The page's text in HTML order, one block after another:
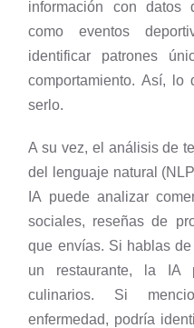
información con datos
como eventos
identificar patrones
comportamiento. Así,
serlo.
A su vez, el análisis de
del lenguaje natural
IA puede analizar
sociales, reseñas de
que envías. Si hablas
un restaurante, la IA
culinarios. Si
enfermedad, podría